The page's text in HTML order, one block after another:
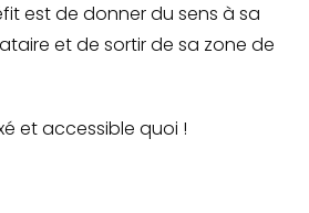
est de donner du sens à sa
et de sortir de sa zone de
et accessible quoi !